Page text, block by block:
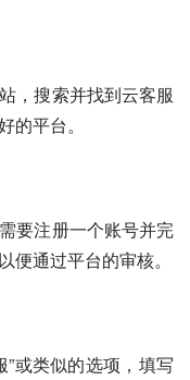
，搜索并找到云客服
平台。
要注册一个账号并完
通过平台的审核。
或类似的选项，填写